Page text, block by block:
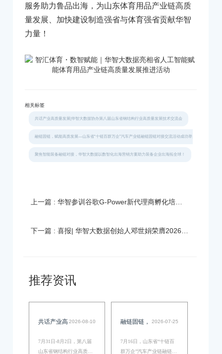
服务助力鲁品出海，为山东体育用品产业链高质
量发展、加快建设制造强省与体育强省贡献华智
力量！
相关标签
共话产业高质量发展|华智大数据协办第八届山东省钢结构行业高质量发展技术交流会
融链固链，赋能高质发展—山东省“十链百群万企”汽车产业链融链固链对接交流活动成功举办
聚焦智能装备融链对接，华智大数据以数智化出海营销方案助力装备企业出海拓全球！
上一篇 : 华智参训谷歌G-Power新代理商孵化培训｜深耕谷歌广告生态，以专业赋能客户增长
下一篇 : 喜报| 华智大数据创始人邓世娟荣膺2026山东跨境电商交易会推荐官！
推荐资讯
2026-08-10
共话产业高
智大数据协
7月31日-8月2日，第八届
山东省钢结构行业高质量
2026-07-25
融链固链，
展—山东省
7月16日，山东省“十链百
群万企”汽车产业链融链固